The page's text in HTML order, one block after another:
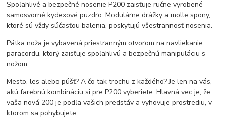
Spoľahlivé a bezpečné nosenie P200 zaisťuje ručne vyrobené
samosvorné kydexové puzdro. Modulárne drážky a molle spony,
ktoré sú vždy súčasťou balenia, poskytujú všestrannosť nosenia.
Pätka noža je vybavená priestranným otvorom na navliekanie
paracordu, ktorý zaisťuje spoľahlivú a bezpečnú manipuláciu s
nožom.
Mesto, les alebo púšť? A čo tak trochu z každého? Je len na vás,
akú farebnú kombináciu si pre P200 vyberiete. Hlavná vec je, že
vaša nová 200 je podľa vašich predstáv a vyhovuje prostrediu, v
ktorom sa pohybujete.